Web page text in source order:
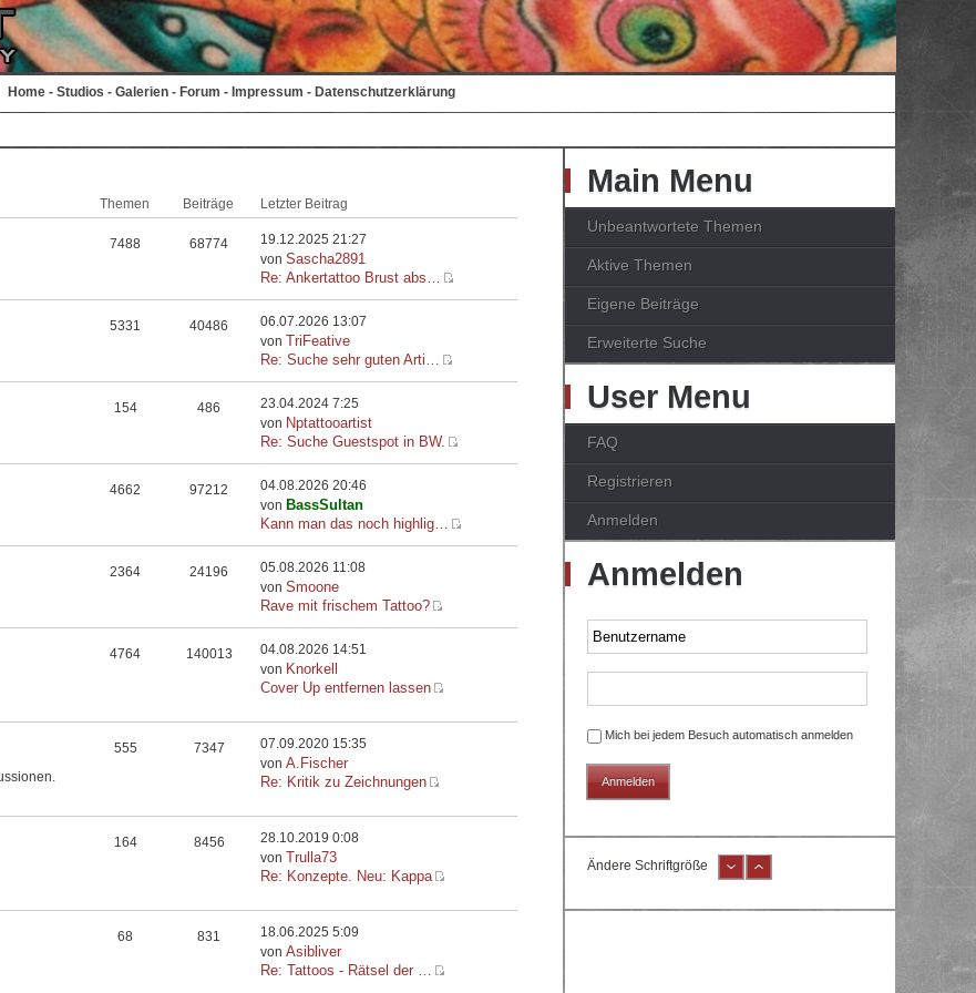
Home - Studios - Galerien - Forum - Impressum - Datenschutzerklärung
Themen Beiträge Letzter Beitrag
7488 68774
19.12.2025 21:27
vonSascha2891
Re: Ankertattoo Brust abs…
5331 40486
06.07.2026 13:07
von TriFeative
Re: Suche sehr guten Arti…
154 486
23.04.2024 7:25
von Nptattooartist
Re: Suche Guestspot in BW.
4662 97212
04.08.2026 20:46
von BassSultan
Kann man das noch highlig…
2364 24196
05.08.2026 11:08
vonSmoone
Rave mit frischem Tattoo?
4764 140013
04.08.2026 14:51
von Knorkell
Cover Up entfernen lassen
555 7347
07.09.2020 15:35
vonA.Fischer
Re: Kritik zu Zeichnungen
164 8456
28.10.2019 0:08
von Trulla73
Re: Konzepte. Neu: Kappa
68 831
18.06.2025 5:09
vonAsibliver
Re: Tattoos - Rätsel der …
Main Menu
Unbeantwortete Themen
Aktive Themen
Eigene Beiträge
Erweiterte Suche
User Menu
FAQ
Registrieren
Anmelden
Anmelden
Mich bei jedem Besuch automatisch anmelden
Ändere Schriftgröße